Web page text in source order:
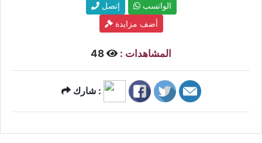
إتصل
الواتسب
أضف مزايدة
المشاهدات :
شارك :